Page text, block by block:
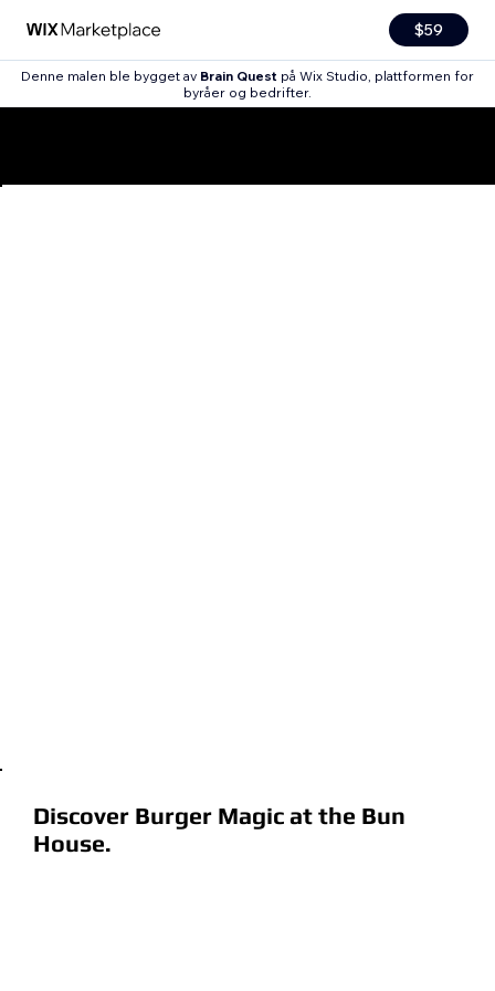
$59
Denne malen ble bygget av Brain Quest på Wix Studio, plattformen for
byråer og bedrifter.